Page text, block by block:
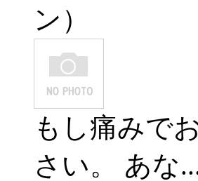
ン）
もし痛みで
さい。 あな